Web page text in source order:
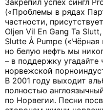
(«Проблемы в рядах
частности,
Oljen Vil En Gang Ta Slutt,
Slutte Å Pumpe («Чёрная
но белую нефть мы
– в поддержку угадайте
норвежской
В 2001 году выходит
полностью
по Норвегии. Песни